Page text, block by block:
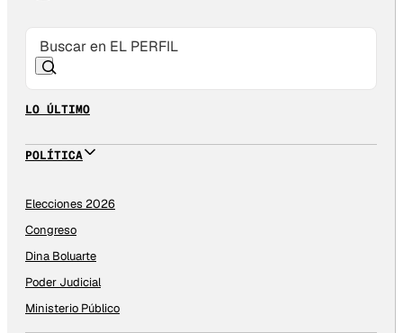
LO ÚLTIMO
POLÍTICA
Elecciones 2026
Congreso
Dina Boluarte
Poder Judicial
Ministerio Público